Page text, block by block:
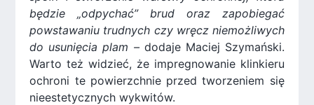
będzie „odpychać” brud oraz zapobiegać
powstawaniu trudnych czy wręcz niemożliwych
do usunięcia plam –dodaje Maciej Szymański.
Warto też widzieć, że impregnowanie klinkieru
ochroni te powierzchnie przed tworzeniem się
nieestetycznych wykwitów.